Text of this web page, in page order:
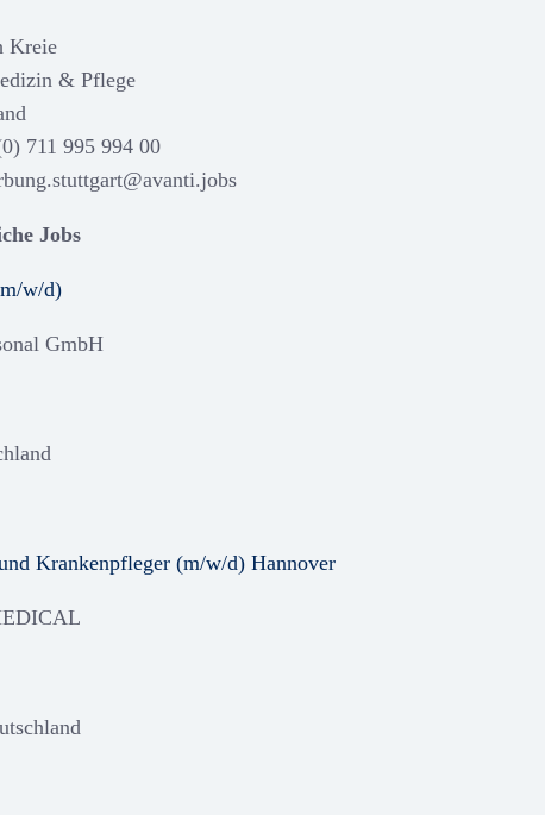
Kreie
& Pflege
711 995 994 00
Jobs
w/d)
GmbH
Krankenpfleger (m/w/d) Hannover